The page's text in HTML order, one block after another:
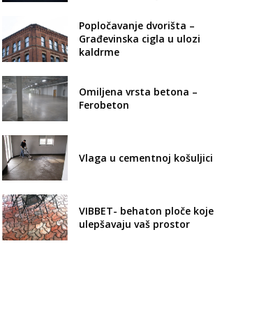
Popločavanje dvorišta –
Građevinska cigla u ulozi
kaldrme
Omiljena vrsta betona –
Ferobeton
Vlaga u cementnoj košuljici
VIBBET- behaton ploče koje
ulepšavaju vaš prostor